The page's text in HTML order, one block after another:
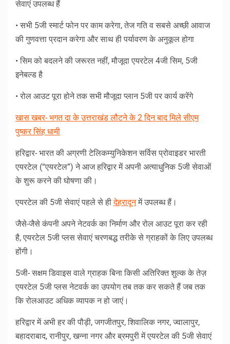
सेवाएं उपलब्ध हैं
• सभी 5जी स्मार्ट फोन पर काम करेगा, तेज गति व सबसे अच्छी आवाज
की गुणवत्ता प्रदान करेगा और साथ ही पर्यावरण के अनुकूल होगा
• सिम को बदलने की जरूरत नहीं, मौजूदा एयरटेल 4जी सिम, 5जी
इनेबल्ड है
• रोल आउट पूरा होने तक सभी मौजूदा प्लान 5जी पर कार्य करेंगे
खास खबर- भगत दा के उत्तराखंड लौटने के 2 दिन बाद मिले सीएम
पुष्कर सिंह धामी
हरिद्वार- भारत की अग्रणी टेलिकम्युनिकेशन सर्विस प्रोवाइडर भारती
एयरटेल (“एयरटेल”) ने आज हरिद्वार में अपनी अत्याधुनिक 5जी सेवाओं
के शुरू करने की घोषणा की।
एयरटेल की 5जी सेवाएं पहले से हीदेहरादूनमें उपलब्ध हैं।
जैसे-जैसे कंपनी अपने नेटवर्क का निर्माण और रोल आउट पूरा कर रही
है, एयरटेल 5जी प्लस सेवाएं चरणबद्ध तरीके से ग्राहकों के लिए उपलब्ध
होंगी।
5जी- सक्षम डिवाइस वाले ग्राहक बिना किसी अतिरिक्त शुल्क के तेज़
एयरटेल 5जी प्लस नेटवर्क का उपयोग तब तक कर सकते हैं जब तक
कि रोलआउट अधिक व्यापक न हो जाएं।
हरिद्वार में अभी हर की पौड़ी, जगजीतपुर, शिवालिक नगर, ज्वालापुर,
बहादराबाद, रानीपुर, खन्ना नगर और ब्रमपुरी में एयरटेल की 5जी सेवाएं